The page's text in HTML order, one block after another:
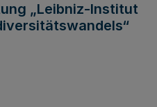
„Leibniz-Institut